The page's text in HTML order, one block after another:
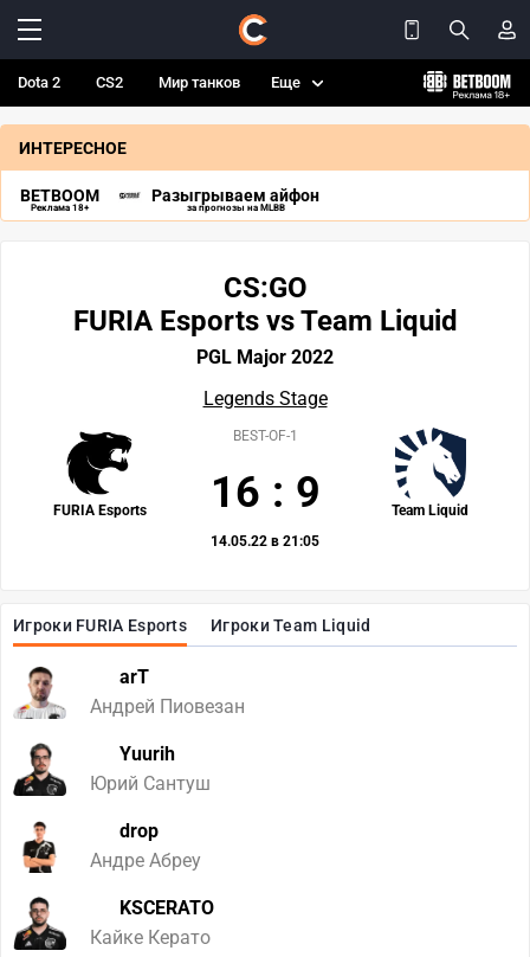
Dota 2 CS2 Мир танков Еще
ИНТЕРЕСНОЕ
BETBOOM
Реклама 18+
Разыгрываем айфон
за прогнозы на MLBB
Игроки FURIA Esports Игроки Team Liquid
arT
Андрей Пиовезан
Yuurih
Юрий Сантуш
drop
Андре Абреу
KSCERATO
Кайке Керато
CS:GO
FURIA Esports vs Team Liquid
PGL Major 2022
Legends Stage
FURIA Esports Team Liquid
BEST-OF-1
16 : 9
14.05.22 в 21:05